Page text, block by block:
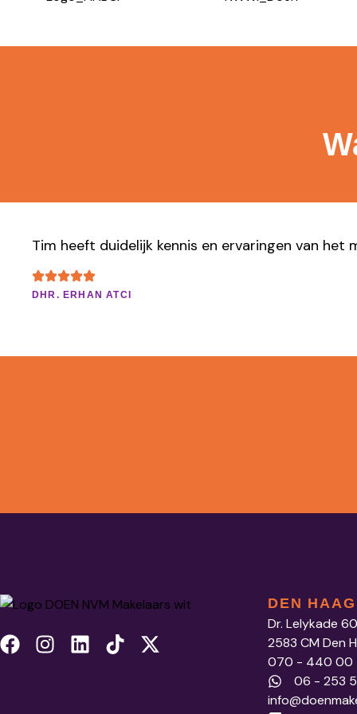
Tim heeft duidelijk kennis en ervaringen van het
DHR. ERHAN ATCI
DEN HAAG
Dr. Lelykade 60
2583 CM Den
070 - 440 00
06 - 253